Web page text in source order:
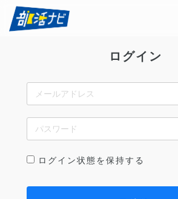
ログイン
ログイン状態を保持する